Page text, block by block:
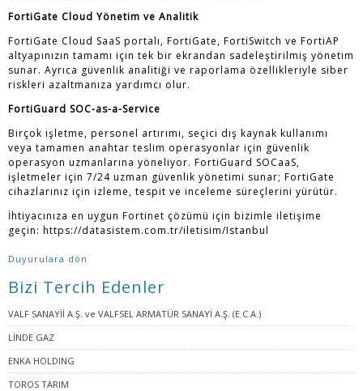
FortiGate Cloud Yönetim ve Analitik
FortiGate Cloud SaaS portalı, FortiGate, FortiSwitch ve FortiAP
altyapınızın tamamı için tek bir ekrandan sadeleştirilmiş yönetim
sunar. Ayrıca güvenlik analitiği ve raporlama özellikleriyle siber
riskleri azaltmanıza yardımcı olur.
FortiGuard SOC-as-a-Service
Birçok işletme, personel artırımı, seçici dış kaynak kullanımı
veya tamamen anahtar teslim operasyonlar için güvenlik
operasyon uzmanlarına yöneliyor. FortiGuard SOCaaS,
işletmeler için 7/24 uzman güvenlik yönetimi sunar; FortiGate
cihazlarınız için izleme, tespit ve inceleme süreçlerini yürütür.
İhtiyacınıza en uygun Fortinet çözümü için bizimle iletişime
geçin: https://datasistem.com.tr/iletisim/Istanbul
Duyurulara dön
Bizi Tercih Edenler
VALF SANAYİİ A.Ş. ve VALFSEL ARMATÜR SANAYİ A.Ş. (E.C.A.)
LİNDE GAZ
ENKA HOLDING
TOROS TARIM